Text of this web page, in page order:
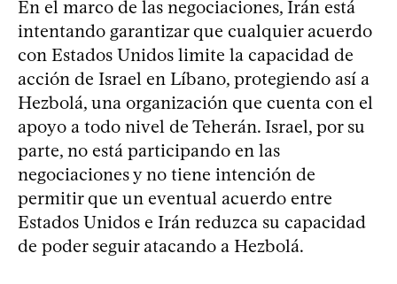
En el marco de las negociaciones, Irán está
intentando garantizar que cualquier acuerdo
con Estados Unidos limite la capacidad de
acción de Israel en Líbano, protegiendo así a
Hezbolá, una organización que cuenta con el
apoyo a todo nivel de Teherán. Israel, por su
parte, no está participando en las
negociaciones y no tiene intención de
permitir que un eventual acuerdo entre
Estados Unidos e Irán reduzca su capacidad
de poder seguir atacando a Hezbolá.